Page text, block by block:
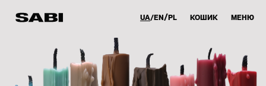
UA EN PL КОШИК МЕНЮ